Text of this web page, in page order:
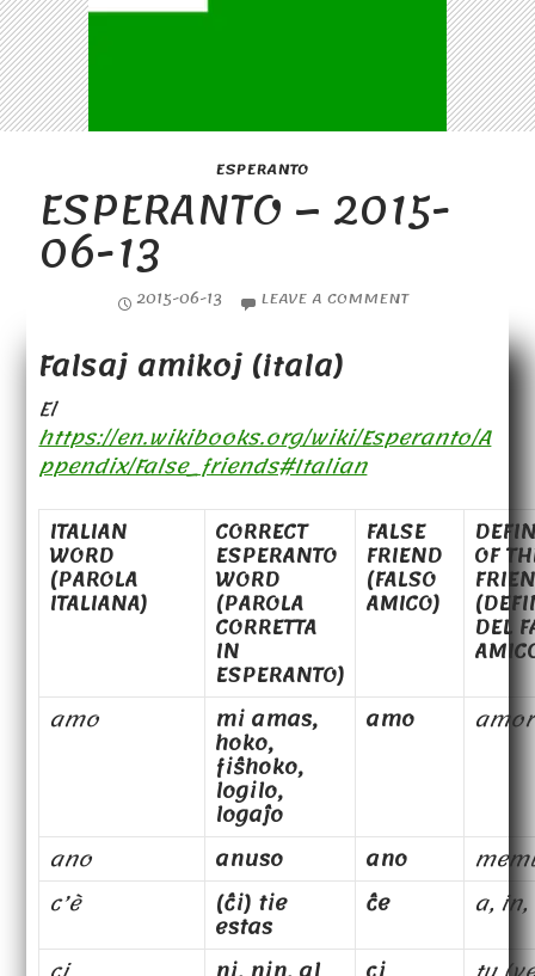
ESPERANTO
ESPERANTO – 2015-
06-13
2015-06-13 LEAVE A COMMENT
Falsaj amikoj (itala)
El
https://en.wikibooks.org/wiki/Esperanto/A
ppendix/False_friends#Italian
ITALIAN
WORD
(PAROLA
ITALIANA)
CORRECT
ESPERANTO
WORD
(PAROLA
CORRETTA
IN
ESPERANTO)
FALSE
FRIEND
(FALSO
AMICO)
OF
DEL
amo
mi amas,
hoko,
fiŝhoko,
logilo,
logaĵo
amo
ano anuso ano
c’è
(ĉi) tie
estas
ĉe
a,